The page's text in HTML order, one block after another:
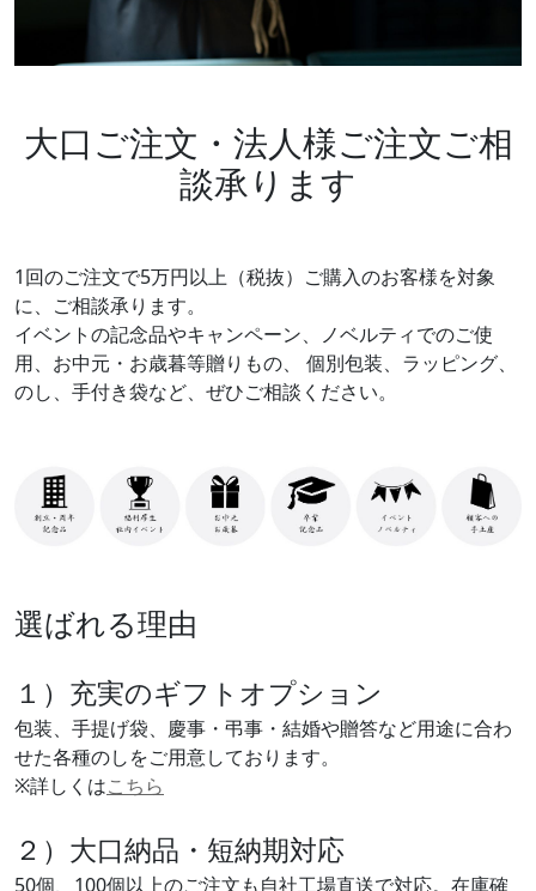
大口ご注文・法人様ご注文ご相
談承ります
1回のご注文で5万円以上（税抜）ご購入のお客様を対象
に、ご相談承ります。
イベントの記念品やキャンペーン、ノベルティでのご使
用、お中元・お歳暮等贈りもの、
個別包装、ラッピング、
のし、手付き袋など、ぜひご相談ください。
選ばれる理由
１）充実のギフトオプション
包装、手提げ袋、慶事・弔事・結婚や贈答など用途に合わ
せた各種のしをご用意しております。
※詳しくはこちら
２）大口納品・短納期対応
50個、100個以上のご注文も自社工場直送で対応。在庫確